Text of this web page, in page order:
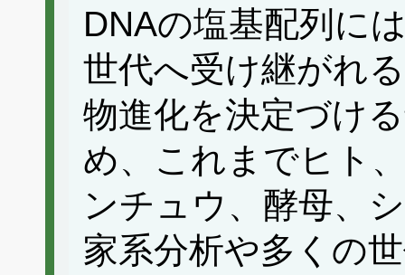
DNAの塩基配列に
世代へ受け継がれ
物進化を決定づけ
め、これまでヒト
ンチュウ、酵母、
家系分析や多くの